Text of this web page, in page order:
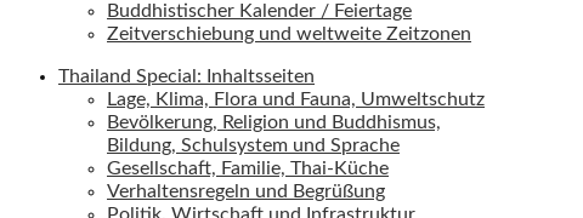
Buddhistischer Kalender / Feiertage
Zeitverschiebung und weltweite Zeitzonen
Thailand Special: Inhaltsseiten
Lage, Klima, Flora und Fauna, Umweltschutz
Bevölkerung, Religion und Buddhismus,
Bildung, Schulsystem und Sprache
Gesellschaft, Familie, Thai-Küche
Verhaltensregeln und Begrüßung